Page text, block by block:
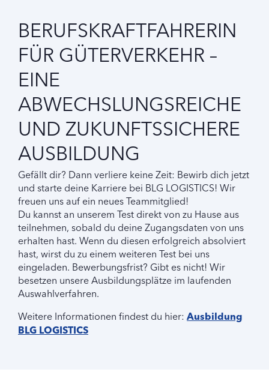
BERUFSKRAFTFAHRERIN
FÜR GÜTERVERKEHR –
EINE
ABWECHSLUNGSREICHE
UND ZUKUNFTSSICHERE
AUSBILDUNG
Gefällt dir? Dann verliere keine Zeit: Bewirb dich jetzt
und starte deine Karriere bei BLG LOGISTICS! Wir
freuen uns auf ein neues Teammitglied!
Du kannst an unserem Test direkt von zu Hause aus
teilnehmen, sobald du deine Zugangsdaten von uns
erhalten hast. Wenn du diesen erfolgreich absolviert
hast, wirst du zu einem weiteren Test bei uns
eingeladen. Bewerbungsfrist? Gibt es nicht! Wir
besetzen unsere Ausbildungsplätze im laufenden
Auswahlverfahren.
Weitere Informationen findest du hier: Ausbildung
BLG LOGISTICS